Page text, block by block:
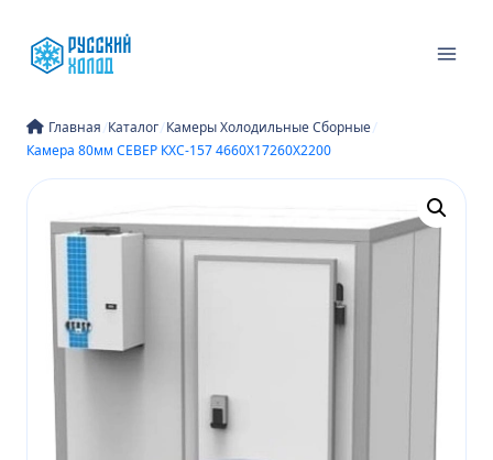
содержимому
Главная/Каталог/Камеры Холодильные Сборные/
Камера 80мм СЕВЕР КХС-157 4660Х17260Х2200